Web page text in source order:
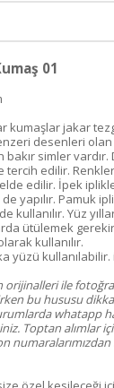
01
kumaşlar jakar
desenleri
bakır simler
tercih edilir.
edilir. İpek
yapılır. Pamuk
kullanılır. Yüz
ütülemek
kullanılır.
yüzü kullanılabilir.
orijinalleri ile
bu hususu
whatapp
Toptan alımlar